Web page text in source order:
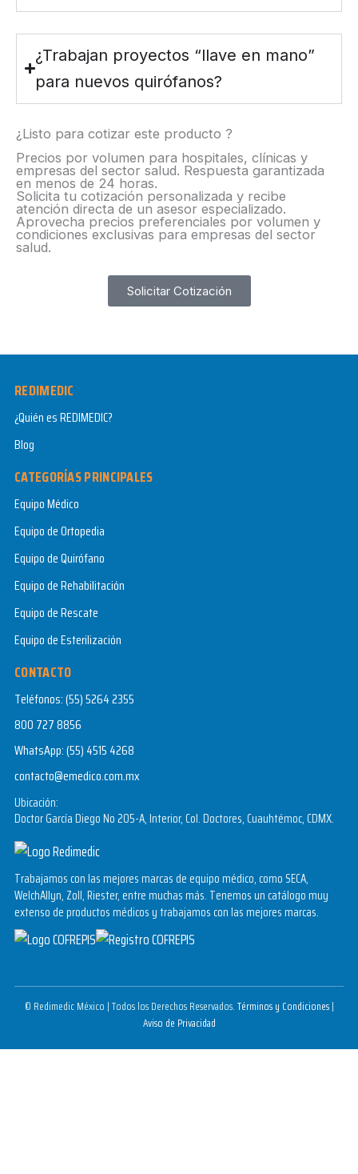
¿Trabajan proyectos “llave en mano”
para nuevos quirófanos?
¿Listo para cotizar este producto ?
Precios por volumen para hospitales, clínicas y
empresas del sector salud. Respuesta garantizada
en menos de 24 horas.
Solicita tu cotización personalizada y recibe
atención directa de un asesor especializado.
Aprovecha precios preferenciales por volumen y
condiciones exclusivas para empresas del sector
salud.​
Solicitar Cotización
REDIMEDIC
¿Quién es REDIMEDIC?
Blog
CATEGORÍAS PRINCIPALES
Equipo Médico
Equipo de Ortopedia
Equipo de Quirófano
Equipo de Rehabilitación
Equipo de Rescate
Equipo de Esterilización
CONTACTO
Teléfonos:(55) 5264 2355
800 727 8856
WhatsApp:(55) 4515 4268
contacto@emedico.com.mx
Ubicación:
Doctor García Diego No 205-A, Interior, Col. Doctores, Cuauhtémoc, CDMX.
Trabajamos con las mejores marcas de equipo médico, como SECA,
WelchAllyn, Zoll, Riester, entre muchas más. Tenemos un catálogo muy
extenso de productos médicos y trabajamos con las mejores marcas.
© Redimedic México | Todos los Derechos Reservados.Términos y Condiciones|
Aviso de Privacidad